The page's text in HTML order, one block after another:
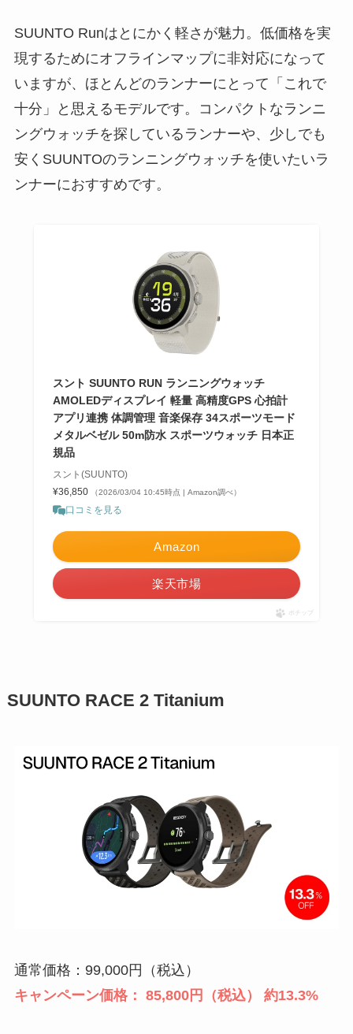
SUUNTO Runはとにかく軽さが魅力。低価格を実
現するためにオフラインマップに非対応になって
いますが、ほとんどのランナーにとって「これで
十分」と思えるモデルです。コンパクトなランニ
ングウォッチを探しているランナーや、少しでも
安くSUUNTOのランニングウォッチを使いたいラ
ンナーにおすすめです。
スント SUUNTO RUN ランニングウォッチ
AMOLEDディスプレイ 軽量 高精度GPS 心拍計
アプリ連携 体調管理 音楽保存 34スポーツモード
メタルベゼル 50m防水 スポーツウォッチ 日本正
規品
スント(SUUNTO)
¥36,850
（2026/03/04 10:45時点 | Amazon調べ）
口コミを見る
Amazon
楽天市場
ポチップ
SUUNTO RACE 2 Titanium
通常価格：99,000円（税込）
キャンペーン価格： 85,800円（税込） 約13.3%